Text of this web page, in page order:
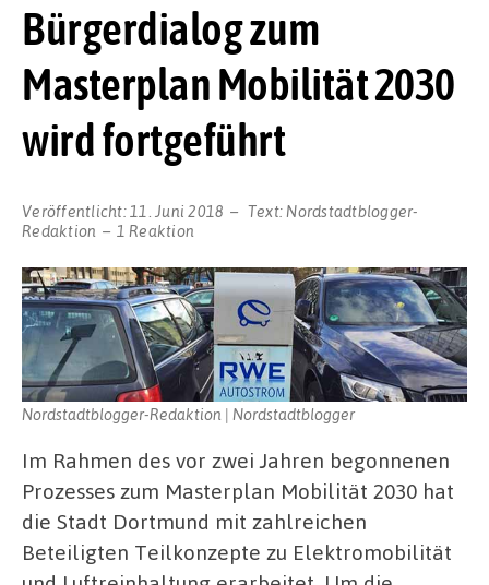
Bürgerdialog zum
Masterplan Mobilität 2030
wird fortgeführt
Veröffentlicht: 11. Juni 2018 Text: Nordstadtblogger-
Redaktion
1 Reaktion
Nordstadtblogger-Redaktion | Nordstadtblogger
Im Rahmen des vor zwei Jahren begonnenen
Prozesses zum Masterplan Mobilität 2030 hat
die Stadt Dortmund mit zahlreichen
Beteiligten Teilkonzepte zu Elektromobilität